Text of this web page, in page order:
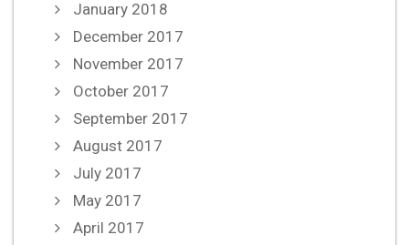
January 2018
December 2017
November 2017
October 2017
September 2017
August 2017
July 2017
May 2017
April 2017